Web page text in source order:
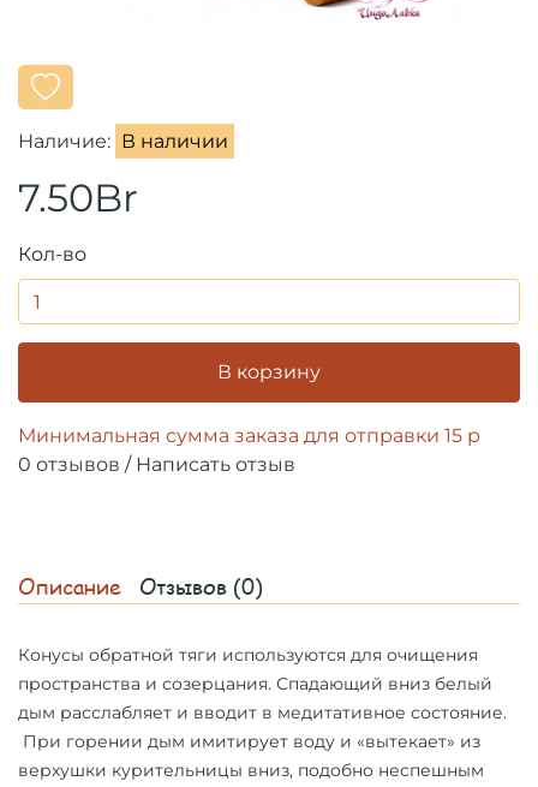
Наличие: В наличии
7.50Br
Кол-во
В корзину
Минимальная сумма заказа для отправки 15 р
0 отзывов / Написать отзыв
Описание Отзывов (0)
Конусы обратной тяги используются для очищения
пространства и созерцания. Спадающий вниз белый
дым расслабляет и вводит в медитативное состояние.
При горении дым имитирует воду и «вытекает» из
верхушки курительницы вниз, подобно неспешным